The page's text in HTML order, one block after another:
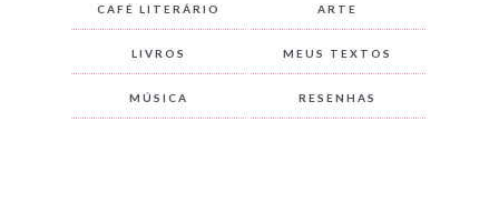
CAFÉ LITERÁRIO ARTE
LIVROS MEUS TEXTOS
MÚSICA RESENHAS